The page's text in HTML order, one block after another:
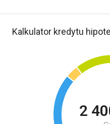
Kalkulator kredytu
2